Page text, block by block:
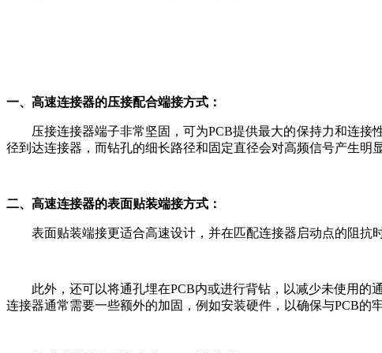
一、高速连接器的压接配合端接方式：
压接连接器端子非常坚固，可为PCB提供最大的保持力和连
径到达连接器，而钻孔的细长路径和固定直径会对高频信号产生明
二、高速连接器的表面贴装端接方式：
表面贴装端接更适合高速设计，并在匹配连接器启动点的阻抗
此外，还可以将通孔埋在PCB内或进行背钻，以减少未使用
连接器通常需要一些额外的加固，例如安装硬件，以确保与PCB的牢